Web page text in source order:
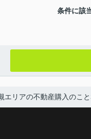
条件に該
エリアの不動産購入のこ